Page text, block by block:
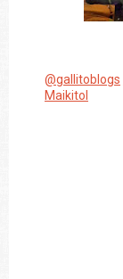
@gallitoblogs
Maikitol